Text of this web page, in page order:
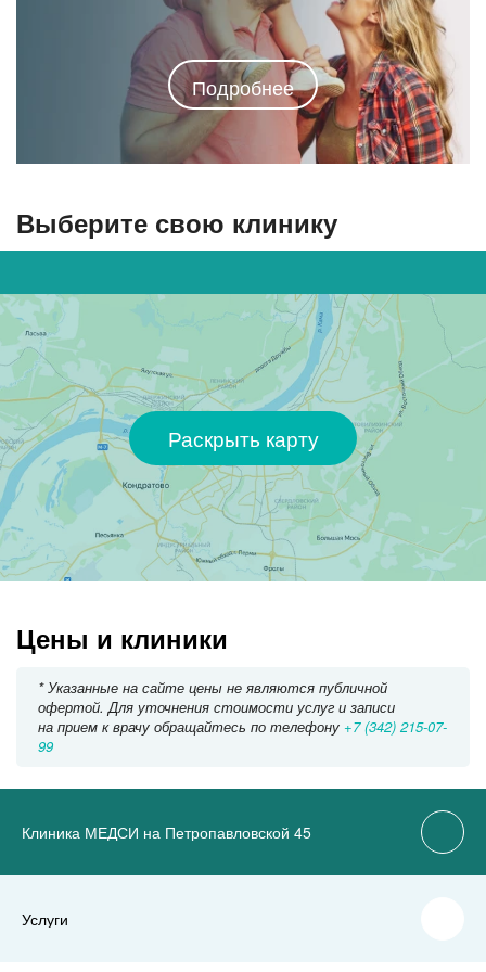
Подробнее
Выберите свою клинику
Раскрыть карту
Цены и клиники
* Указанные на сайте цены не являются публичной
офертой. Для уточнения стоимости услуг и записи
на прием к врачу обращайтесь по телефону +7 (342) 215-07-
99
Клиника МЕДСИ на Петропавловской 45
Услуги